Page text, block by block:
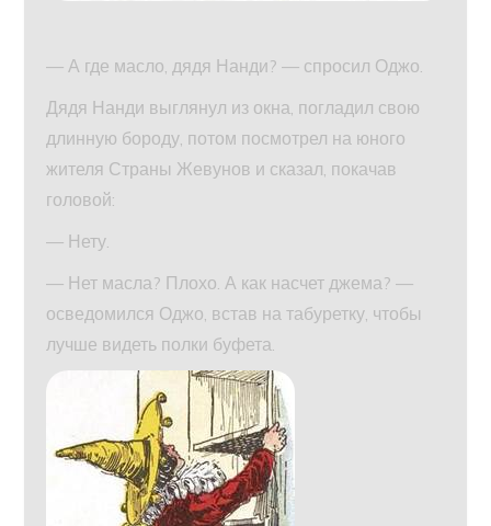
— А где масло, дядя Нанди? — спросил Оджо.
Дядя Нанди выглянул из окна, погладил свою
длинную бороду, потом посмотрел на юного
жителя Страны Жевунов и сказал, покачав
головой:
— Нету.
— Нет масла? Плохо. А как насчет джема? —
осведомился Оджо, встав на табуретку, чтобы
лучше видеть полки буфета.